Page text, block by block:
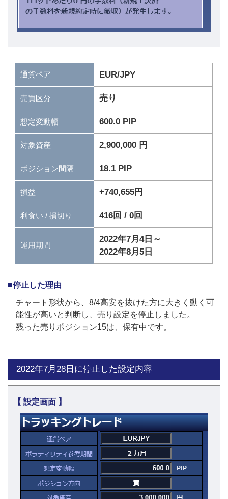
通貨ペア EUR/JPY
売買区分 売り
想定変動幅 600.0 PIP
対象資産 2,900,000 円
ポジション間隔 18.1 PIP
損益 +740,655円
利食い / 損切り 416回 / 0回
運用期間
2022年7月4日～
2022年8月5日
■停止した理由
チャート形状から、8/4高安を抜けた方に大きく動く可
能性が高いと判断し、売り設定を停止しました。
残った売りポジション15は、保有中です。
2022年7月28日に停止した設定内容
【 設定画面 】